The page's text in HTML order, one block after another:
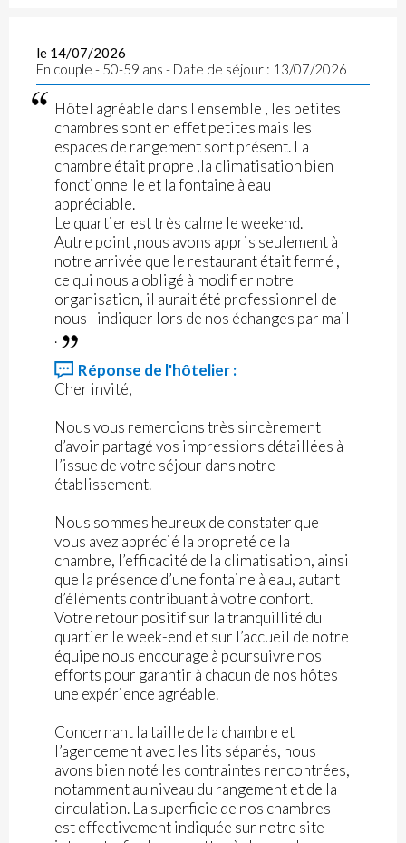
le 14/07/2026
En couple - 50-59 ans - Date de séjour : 13/07/2026
Hôtel agréable dans l ensemble , les petites
chambres sont en effet petites mais les
espaces de rangement sont présent. La
chambre était propre ,la climatisation bien
fonctionnelle et la fontaine à eau
appréciable.
Le quartier est très calme le weekend.
Autre point ,nous avons appris seulement à
notre arrivée que le restaurant était fermé ,
ce qui nous a obligé à modifier notre
organisation, il aurait été professionnel de
nous l indiquer lors de nos échanges par mail
.
Réponse de l'hôtelier :
Cher invité,
Nous vous remercions très sincèrement
d’avoir partagé vos impressions détaillées à
l’issue de votre séjour dans notre
établissement.
Nous sommes heureux de constater que
vous avez apprécié la propreté de la
chambre, l’efficacité de la climatisation, ainsi
que la présence d’une fontaine à eau, autant
d’éléments contribuant à votre confort.
Votre retour positif sur la tranquillité du
quartier le week-end et sur l’accueil de notre
équipe nous encourage à poursuivre nos
efforts pour garantir à chacun de nos hôtes
une expérience agréable.
Concernant la taille de la chambre et
l’agencement avec les lits séparés, nous
avons bien noté les contraintes rencontrées,
notamment au niveau du rangement et de la
circulation. La superficie de nos chambres
est effectivement indiquée sur notre site